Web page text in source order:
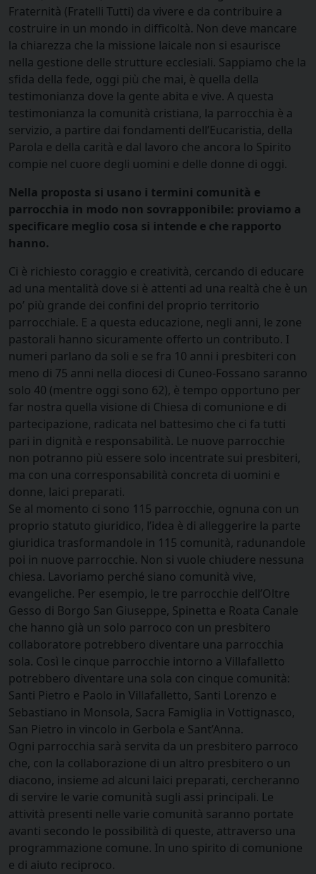
Fraternità (Fratelli Tutti) da vivere e da contribuire a
costruire in un mondo in difficoltà. Non deve mancare
la chiarezza che la missione laicale non si esaurisce
nella gestione delle strutture ecclesiali. Sappiamo che la
sfida della fede, oggi più che mai, è quella della
testimonianza dove la gente abita e vive. A questa
testimonianza la comunità cristiana, la parrocchia è a
servizio, a partire dai fondamenti dell’Eucaristia, della
Parola e della carità e dal lavoro che ancora lo Spirito
compie nel cuore degli uomini e delle donne di oggi.
Nella proposta si usano i termini comunità e
parrocchia in modo non sovrapponibile: proviamo a
specificare meglio cosa si intende e che rapporto
hanno.
Ci è richiesto coraggio e creatività, cercando di educare
ad una mentalità dove si è attenti ad una realtà che è un
po’ più grande dei confini del proprio territorio
parrocchiale. E a questa educazione, negli anni, le zone
pastorali hanno sicuramente offerto un contributo. I
numeri parlano da soli e se fra 10 anni i presbiteri con
meno di 75 anni nella diocesi di Cuneo-Fossano saranno
solo 40 (mentre oggi sono 62), è tempo opportuno per
far nostra quella visione di Chiesa di comunione e di
partecipazione, radicata nel battesimo che ci fa tutti
pari in dignità e responsabilità. Le nuove parrocchie
non potranno più essere solo incentrate sui presbiteri,
ma con una corresponsabilità concreta di uomini e
donne, laici preparati.
Se al momento ci sono 115 parrocchie, ognuna con un
proprio statuto giuridico, l’idea è di alleggerire la parte
giuridica trasformandole in 115 comunità, radunandole
poi in nuove parrocchie. Non si vuole chiudere nessuna
chiesa. Lavoriamo perché siano comunità vive,
evangeliche. Per esempio, le tre parrocchie dell’Oltre
Gesso di Borgo San Giuseppe, Spinetta e Roata Canale
che hanno già un solo parroco con un presbitero
collaboratore potrebbero diventare una parrocchia
sola. Così le cinque parrocchie intorno a Villafalletto
potrebbero diventare una sola con cinque comunità:
Santi Pietro e Paolo in Villafalletto, Santi Lorenzo e
Sebastiano in Monsola, Sacra Famiglia in Vottignasco,
San Pietro in vincolo in Gerbola e Sant’Anna.
Ogni parrocchia sarà servita da un presbitero parroco
che, con la collaborazione di un altro presbitero o un
diacono, insieme ad alcuni laici preparati, cercheranno
di servire le varie comunità sugli assi principali. Le
attività presenti nelle varie comunità saranno portate
avanti secondo le possibilità di queste, attraverso una
programmazione comune. In uno spirito di comunione
e di aiuto reciproco.